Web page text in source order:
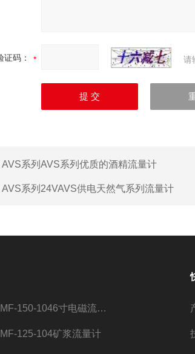
证码： 请
AVS系列AVS系列优质的酒精流量计
AVS系列24VAVS供电天然气系列流量计
AMF-150-1046寸电磁流量计
125-104矿浆流量计